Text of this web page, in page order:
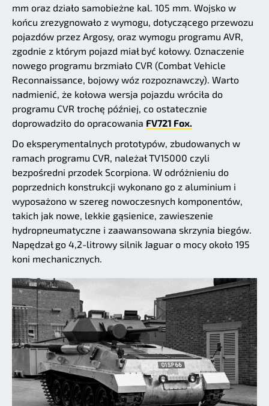
mm oraz działo samobieżne kal. 105 mm. Wojsko w
końcu zrezygnowało z wymogu, dotyczącego przewozu
pojazdów przez Argosy, oraz wymogu programu AVR,
zgodnie z którym pojazd miał być kołowy. Oznaczenie
nowego programu brzmiało CVR (Combat Vehicle
Reconnaissance, bojowy wóz rozpoznawczy). Warto
nadmienić, że kołowa wersja pojazdu wróciła do
programu CVR trochę później, co ostatecznie
doprowadziło do opracowania FV721 Fox.
Do eksperymentalnych prototypów, zbudowanych w
ramach programu CVR, należał TV15000 czyli
bezpośredni przodek Scorpiona. W odróżnieniu do
poprzednich konstrukcji wykonano go z aluminium i
wyposażono w szereg nowoczesnych komponentów,
takich jak nowe, lekkie gąsienice, zawieszenie
hydropneumatyczne i zaawansowana skrzynia biegów.
Napędzał go 4,2-litrowy silnik Jaguar o mocy około 195
koni mechanicznych.